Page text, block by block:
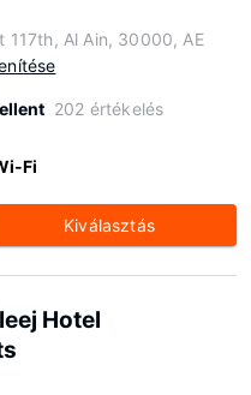
117th, Al Ain, 30000, AE
202 értékelés
Fi
Kiválasztás
Hotel